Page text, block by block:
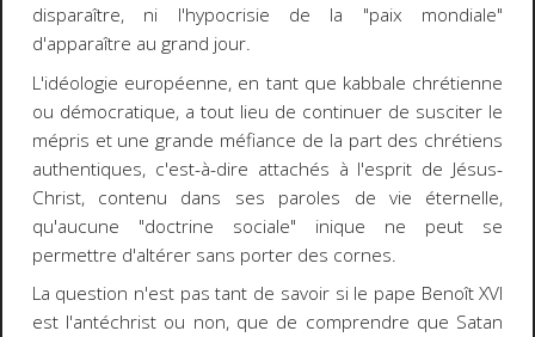
disparaître, ni l'hypocrisie de la "paix mondiale"
d'apparaître au grand jour.
L'idéologie européenne, en tant que kabbale chrétienne
ou démocratique, a tout lieu de continuer de susciter le
mépris et une grande méfiance de la part des chrétiens
authentiques, c'est-à-dire attachés à l'esprit de Jésus-
Christ, contenu dans ses paroles de vie éternelle,
qu'aucune "doctrine sociale" inique ne peut se
permettre d'altérer sans porter des cornes.
La question n'est pas tant de savoir si le pape Benoît XVI
est l'antéchrist ou non, que de comprendre que Satan